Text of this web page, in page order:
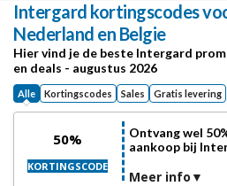
content
Intergard kortingscodes
Nederland en Belgie
Hier vind je de beste Intergard
en deals - augustus 2026
Alle Kortingscodes Sales Gratis levering
50%
KORTINGSCODE
Ontvang wel
aankoop bij
Meer info